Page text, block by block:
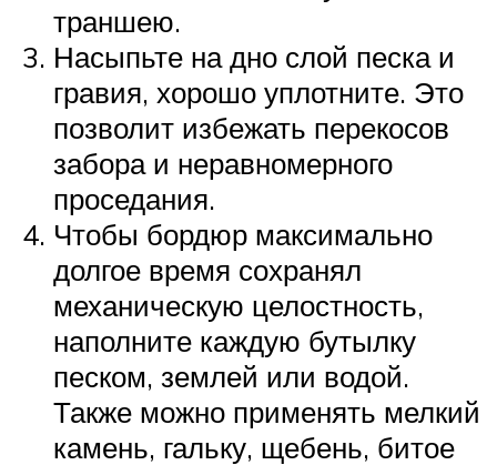
траншею.
Насыпьте на дно слой песка и
гравия, хорошо уплотните. Это
позволит избежать перекосов
забора и неравномерного
проседания.
Чтобы бордюр максимально
долгое время сохранял
механическую целостность,
наполните каждую бутылку
песком, землей или водой.
Также можно применять мелкий
камень, гальку, щебень, битое